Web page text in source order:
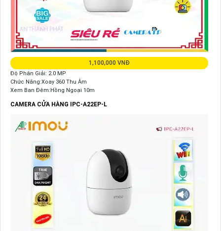
1,100,000 VNĐ
Độ Phân Giải: 2.0 MP
Chức Năng:Xoay 360 Thu Âm
Xem Ban Đêm:Hồng Ngoại 10m
CAMERA CỬA HÀNG IPC-A22EP-L